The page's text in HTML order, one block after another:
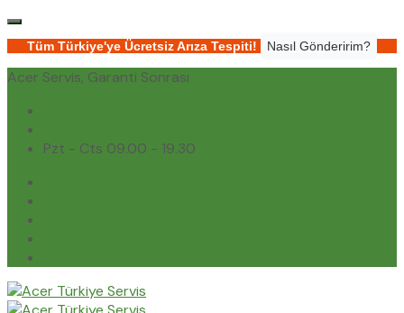
Tüm Türkiye'ye Ücretsiz Arıza Tespiti! Nasıl Gönderirim?
Acer Servis, Garanti Sonrası
Pzt - Cts 09.00 - 19.30